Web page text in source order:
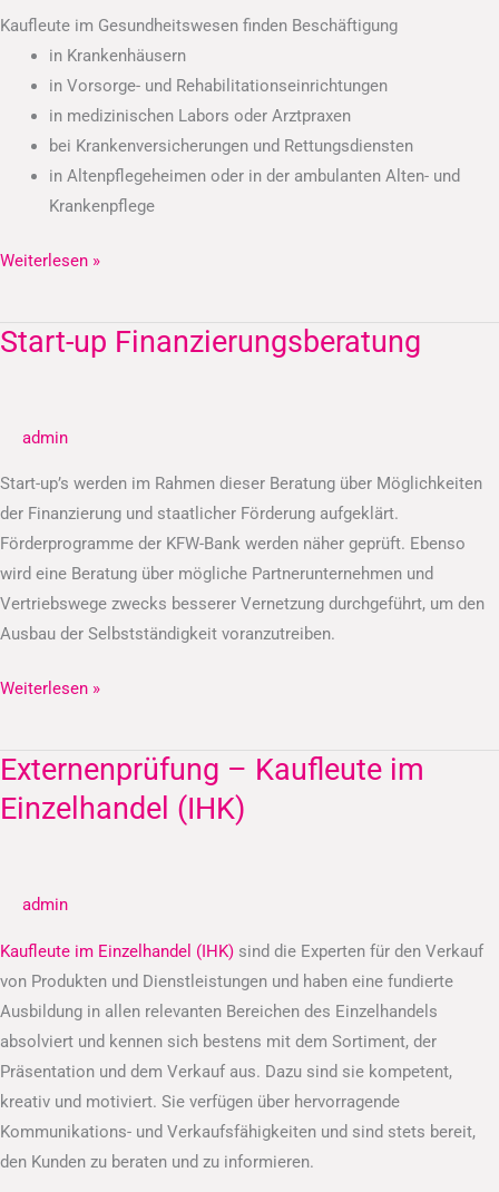
Kaufleute im Gesundheitswesen finden Beschäftigung
in Krankenhäusern
in Vorsorge- und Rehabilitationseinrichtungen
in medizinischen Labors oder Arztpraxen
bei Krankenversicherungen und Rettungsdiensten
in Altenpflegeheimen oder in der ambulanten Alten- und
Krankenpflege
Weiterlesen »
Start-up Finanzierungsberatung
admin
Start-up’s werden im Rahmen dieser Beratung über Möglichkeiten
der Finanzierung und staatlicher Förderung aufgeklärt.
Förderprogramme der KFW-Bank werden näher geprüft. Ebenso
wird eine Beratung über mögliche Partnerunternehmen und
Vertriebswege zwecks besserer Vernetzung durchgeführt, um den
Ausbau der Selbstständigkeit voranzutreiben.
Start-
Weiterlesen »
Externenprüfung – Kaufleute im
Einzelhandel (IHK)
admin
Kaufleute im Einzelhandel (IHK) sind die Experten für den Verkauf
von Produkten und Dienstleistungen und haben eine fundierte
Ausbildung in allen relevanten Bereichen des Einzelhandels
absolviert und kennen sich bestens mit dem Sortiment, der
Präsentation und dem Verkauf aus. Dazu sind sie kompetent,
kreativ und motiviert. Sie verfügen über hervorragende
Kommunikations- und Verkaufsfähigkeiten und sind stets bereit,
den Kunden zu beraten und zu informieren.
Externenprüfung
–
Kaufleute
(IHK)